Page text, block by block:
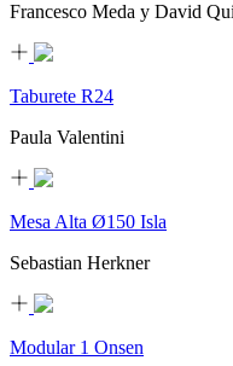
Francesco Meda y David
Taburete R24
Paula Valentini
Mesa Alta Ø150 Isla
Sebastian Herkner
Modular 1 Onsen